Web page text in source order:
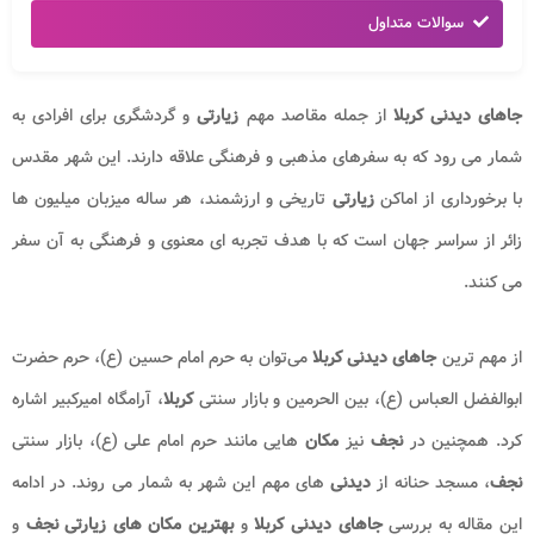
سوالات متداول
جاهای دیدنی کربلااز جمله مقاصد مهم زیارتی و گردشگری برای افرادی به
شمار می‌ رود که به سفرهای مذهبی و فرهنگی علاقه دارند. این شهر مقدس
با برخورداری از اماکنزیارتی تاریخی و ارزشمند، هر ساله میزبان میلیون‌ ها
زائر از سراسر جهان است که با هدف تجربه‌ ای معنوی و فرهنگی به آن سفر
می‌ کنند.
از مهم‌ ترینجاهای دیدنی کربلامی‌توان به حرم امام حسین (ع)، حرم حضرت
ابوالفضل العباس (ع)، بین‌ الحرمین و بازار سنتیکربلا، آرامگاه امیرکبیر اشاره
کرد. همچنین درنجفنیز مکان‌ هایی مانند حرم امام علی (ع)، بازار سنتی
نجف، مسجد حنانه از دیدنی‌ های مهم این شهر به شمار می‌ روند. در ادامه
این مقاله به بررسیجاهای دیدنی کربلاوبهترین مکان های زیارتی نجف و